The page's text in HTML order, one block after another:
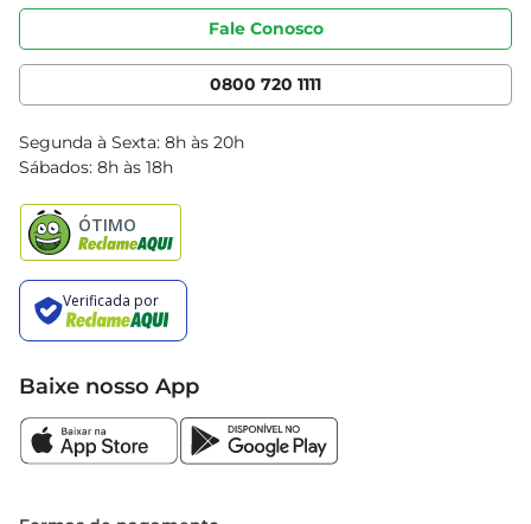
Portal do fornecedor
Cencosud Media
Código de ética
Serviços
Clube Bretas
Blog Bretas
Black Friday
Fale Conosco
0800 720 1111
Segunda à Sexta: 8h às 20h
Sábados: 8h às 18h
Baixe nosso App